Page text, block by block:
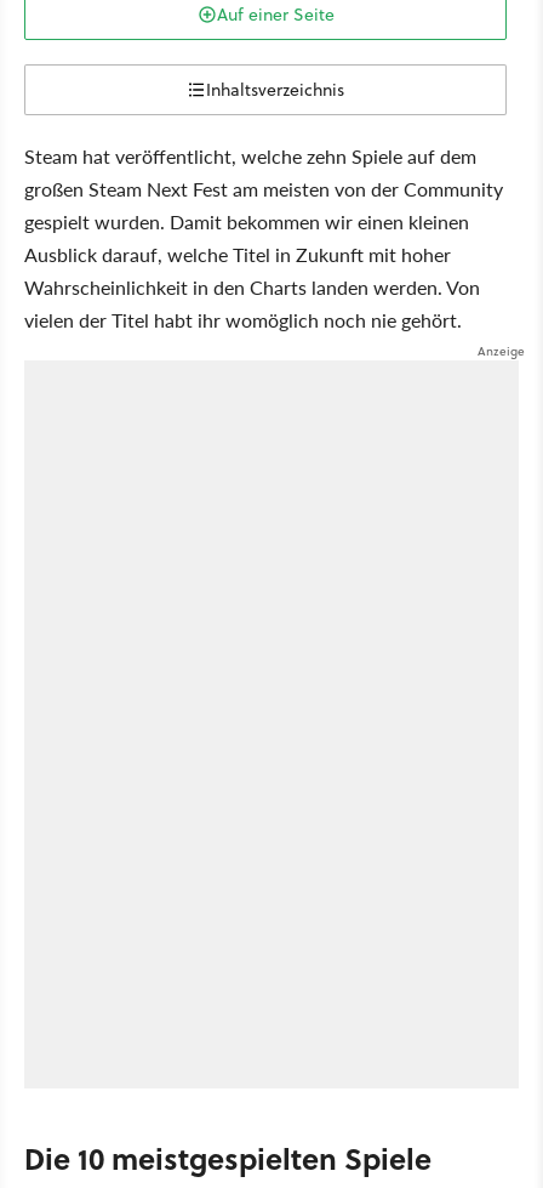
Auf einer Seite
Inhaltsverzeichnis
Steam hat veröffentlicht, welche zehn Spiele auf dem
großen Steam Next Fest am meisten von der Community
gespielt wurden. Damit bekommen wir einen kleinen
Ausblick darauf, welche Titel in Zukunft mit hoher
Wahrscheinlichkeit in den Charts landen werden. Von
vielen der Titel habt ihr womöglich noch nie gehört.
Die 10 meistgespielten Spiele